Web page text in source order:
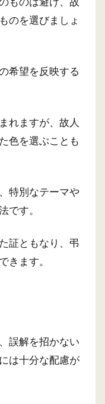
のを選びましょ
希望を反映する
れますが、故人
色を選ぶことも
特別なテーマや
です。
証ともなり、弔
きます。
誤解を招かない
は十分な配慮が